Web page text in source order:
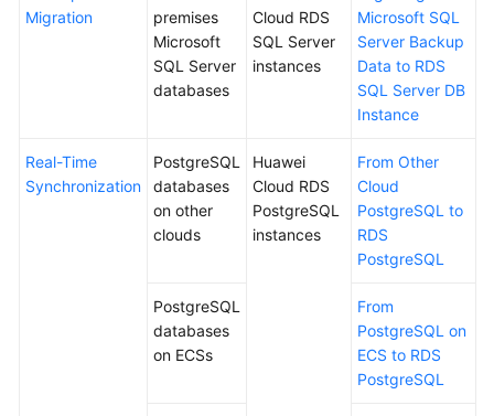
FAQs
Troubleshooting
Migration
premises
Microsoft
SQL Server
databases
Cloud RDS
SQL Server
instances
Microsoft SQL
Server Backup
Data to RDS
SQL Server DB
Instance
Real-Time
Synchronization
PostgreSQL
databases
on other
clouds
Huawei
Cloud RDS
PostgreSQL
instances
From Other
Cloud
PostgreSQL to
RDS
PostgreSQL
PostgreSQL
databases
on ECSs
From
PostgreSQL on
ECS to RDS
PostgreSQL